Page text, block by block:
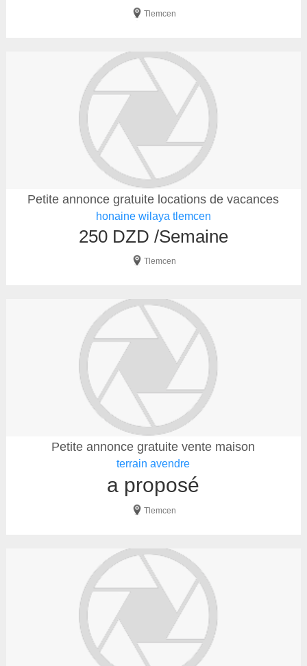
Tlemcen
Petite annonce gratuite locations de vacances
honaine wilaya tlemcen
250 DZD /Semaine
Tlemcen
Petite annonce gratuite vente maison
terrain avendre
a proposé
Tlemcen